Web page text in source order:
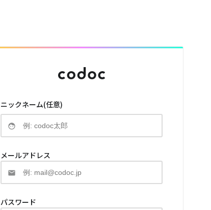
ニックネーム(任意)
メールアドレス
パスワード